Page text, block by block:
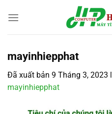
đến
mayinhiepphat
Đã xuất bản 9 Tháng 3, 2023
mayinhiepphat